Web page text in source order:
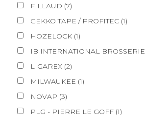
FILLAUD (7)
GEKKO TAPE / PROFITEC (1)
HOZELOCK (1)
IB INTERNATIONAL BROSSERIE
LIGAREX (2)
MILWAUKEE (1)
NOVAP (3)
PLG - PIERRE LE GOFF (1)